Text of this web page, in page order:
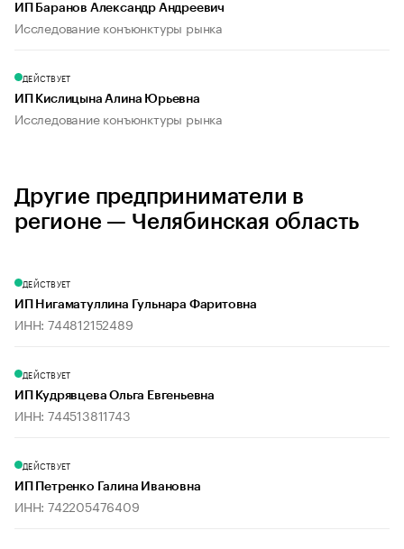
ИП Баранов Александр Андреевич
Исследование конъюнктуры рынка
ДЕЙСТВУЕТ
ИП Кислицына Алина Юрьевна
Исследование конъюнктуры рынка
Другие предприниматели в
регионе — Челябинская область
ДЕЙСТВУЕТ
ИП Нигаматуллина Гульнара Фаритовна
ИНН: 744812152489
ДЕЙСТВУЕТ
ИП Кудрявцева Ольга Евгеньевна
ИНН: 744513811743
ДЕЙСТВУЕТ
ИП Петренко Галина Ивановна
ИНН: 742205476409